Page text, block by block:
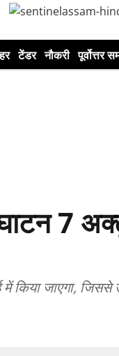
टेंडर नौकरी पूर्वोत्तर
7
जाएगा, जिससे